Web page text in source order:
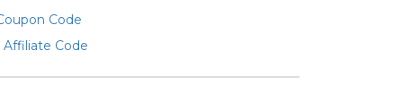
Code
Affiliate Code